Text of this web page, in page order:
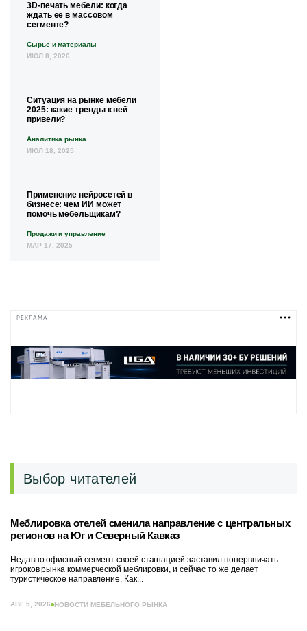
3D-печать мебели: когда
ждать её в массовом
сегменте?
Сырье и материалы
ИЮЛ 8, 2026
Ситуация на рынке мебели
2025: какие тренды к ней
привели?
Аналитика рынка
ИЮЛ 18, 2025
Применение нейросетей в
бизнесе: чем ИИ может
помочь мебельщикам?
Продажи и управление
МАР 17, 2025
РЕКЛАМА
Выбор читателей
Меблировка отелей сменила направление с центральных
регионов на Юг и Северный Кавказ
Недавно офисный сегмент своей стагнацией заставил понервничать
игроков рынка коммерческой меблировки, и сейчас то же делает
туристическое направление. Как...
АВГ 5, 2026 НОВОСТИ МЕБЕЛЬНОГО РЫНКА